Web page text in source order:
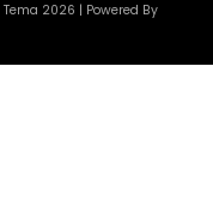
Tema 2026 | Powered By